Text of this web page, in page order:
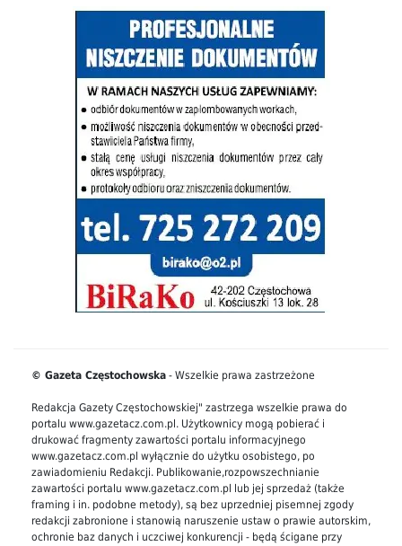
© Gazeta Częstochowska - Wszelkie prawa zastrzeżone
Redakcja Gazety Częstochowskiej" zastrzega wszelkie prawa do
portalu www.gazetacz.com.pl. Użytkownicy mogą pobierać i
drukować fragmenty zawartości portalu informacyjnego
www.gazetacz.com.pl wyłącznie do użytku osobistego, po
zawiadomieniu Redakcji. Publikowanie,rozpowszechnianie
zawartości portalu www.gazetacz.com.pl lub jej sprzedaż (także
framing i in. podobne metody), są bez uprzedniej pisemnej zgody
redakcji zabronione i stanowią naruszenie ustaw o prawie autorskim,
ochronie baz danych i uczciwej konkurencji - będą ścigane przy